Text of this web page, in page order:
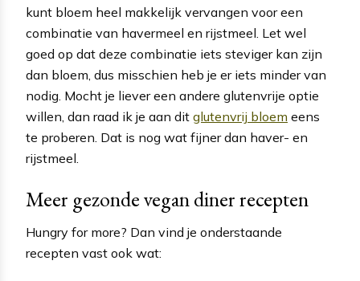
kunt bloem heel makkelijk vervangen voor een
combinatie van havermeel en rijstmeel. Let wel
goed op dat deze combinatie iets steviger kan zijn
dan bloem, dus misschien heb je er iets minder van
nodig. Mocht je liever een andere glutenvrije optie
willen, dan raad ik je aan dit glutenvrij bloem eens
te proberen. Dat is nog wat fijner dan haver- en
rijstmeel.
Meer gezonde vegan diner recepten
Hungry for more? Dan vind je onderstaande
recepten vast ook wat: